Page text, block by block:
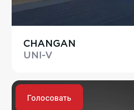
CHANGAN
UNI-V
Голосовать